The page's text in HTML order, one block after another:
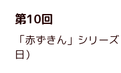
第10回
「赤ずきん」シリー
日）